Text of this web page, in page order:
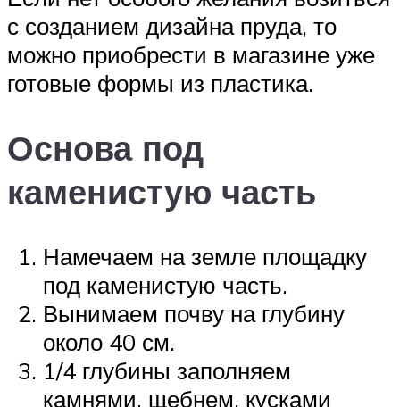
с созданием дизайна пруда, то
можно приобрести в магазине уже
готовые формы из пластика.
Основа под
каменистую часть
Намечаем на земле площадку
под каменистую часть.
Вынимаем почву на глубину
около 40 см.
1/4 глубины заполняем
камнями, щебнем, кусками